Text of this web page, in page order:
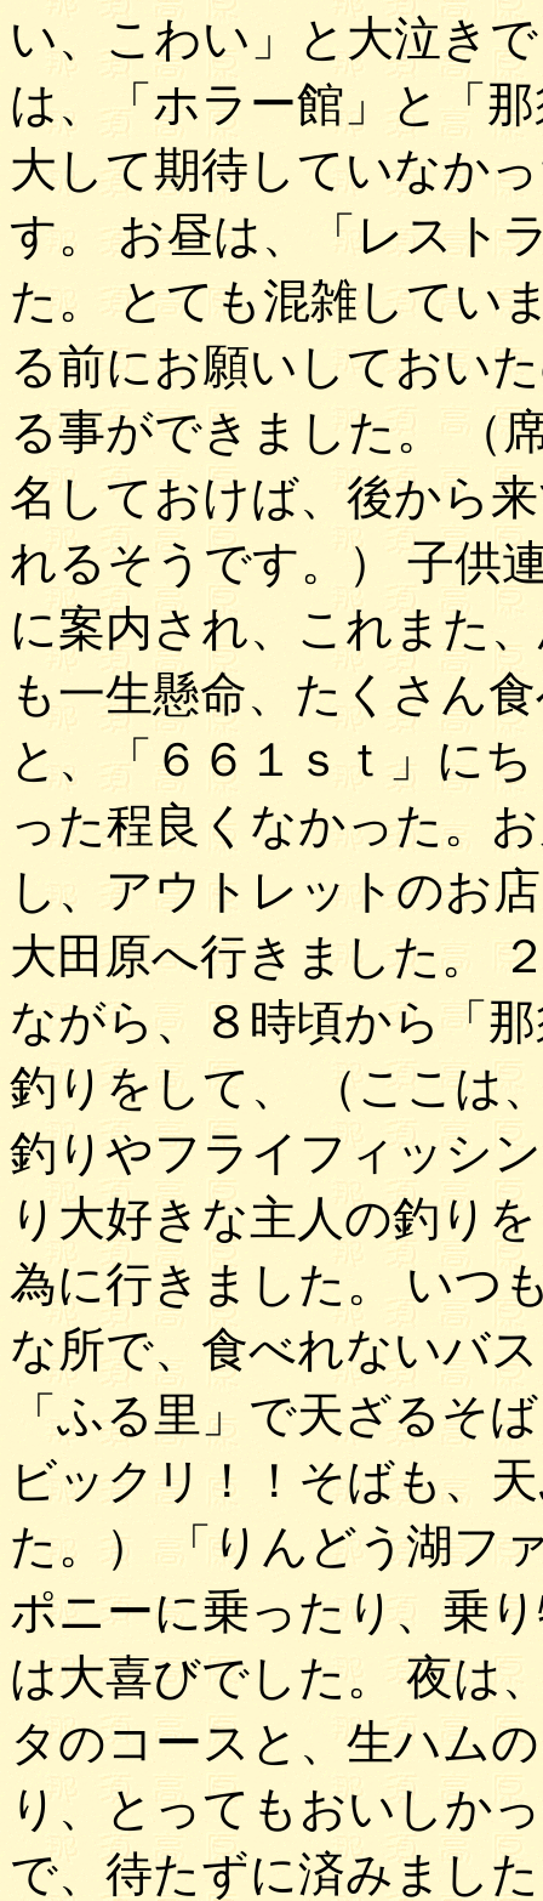
い、こわい」と大泣き
は、「ホラー館」と「
大して期待していなか
す。 お昼は、「レスト
た。 とても混雑してい
る前にお願いしておい
る事ができました。 （
名しておけば、後から
れるそうです。） 子供
に案内され、これまた
も一生懸命、たくさん
と、「６６１ｓｔ」に
った程良くなかった。
し、アウトレットのお
大田原へ行きました。
ながら、８時頃から「
釣りをして、 （ここは
釣りやフライフィッシ
り大好きな主人の釣り
為に行きました。 いつ
な所で、食べれないバ
「ふる里」で天ざるそ
ビックリ！！そばも、
た。） 「りんどう湖フ
ポニーに乗ったり、乗
は大喜びでした。 夜は
タのコースと、生ハム
り、とってもおいしか
で、待たずに済みまし